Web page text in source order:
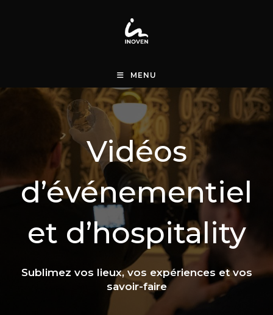
MENU
Vidéos
d’événementiel
et d’hospitality
Sublimez vos lieux, vos expériences et vos
savoir-faire